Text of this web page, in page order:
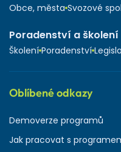
Obce, města Svozové
Poradenství a školení
Školení Poradenství
Oblíbené odkazy
Demoverze programů
Jak pracovat s